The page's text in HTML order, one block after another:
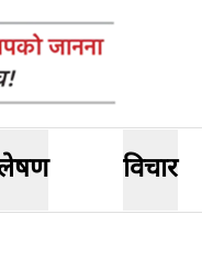
विचार